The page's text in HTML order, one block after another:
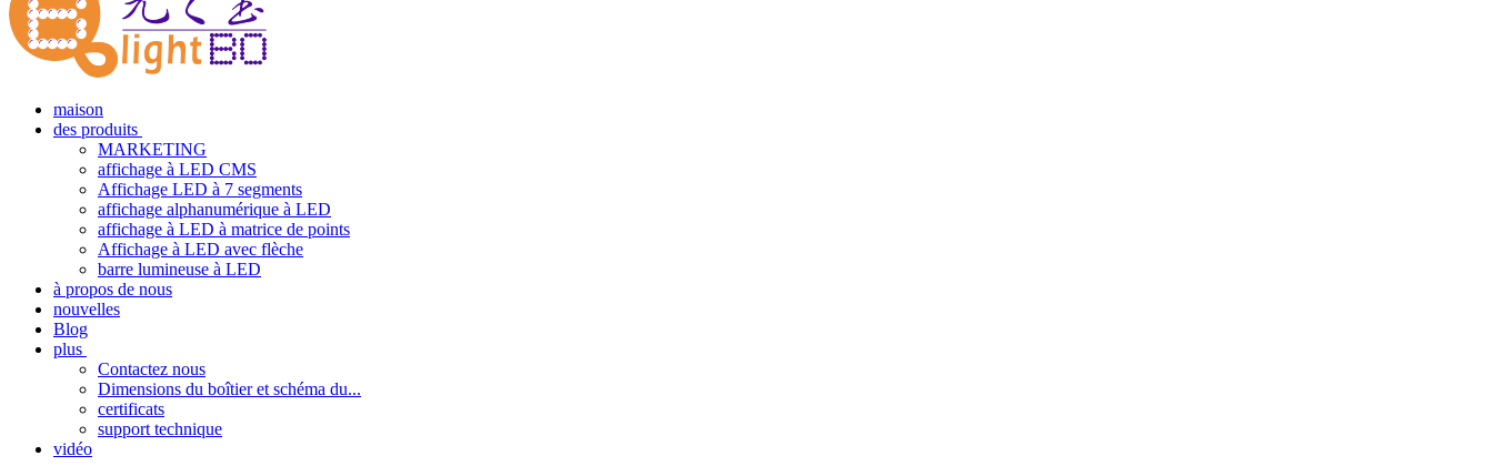
maison
des produits
MARKETING
affichage à LED CMS
Affichage LED à 7 segments
affichage alphanumérique à LED
affichage à LED à matrice de points
Affichage à LED avec flèche
barre lumineuse à LED
à propos de nous
nouvelles
Blog
plus
Contactez nous
Dimensions du boîtier et schéma du...
certificats
support technique
vidéo